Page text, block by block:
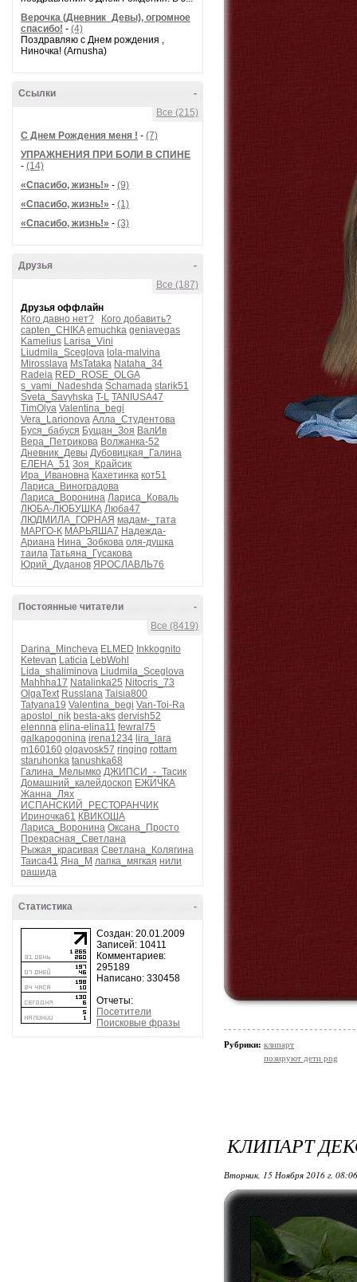
Верочка (Дневник_Девы), огромное
спасибо! - (4)
Поздравляю с Днем рождения ,
Ниночка! (Arnusha)
-
Ссылки
Все (215)
С Днем Рождения меня ! - (7)
УПРАЖНЕНИЯ ПРИ БОЛИ В СПИНЕ
- (14)
«Спасибо, жизнь!» - (9)
«Спасибо, жизнь!» - (1)
«Спасибо, жизнь!» - (3)
-
Друзья
Все (187)
Друзья оффлайн
Кого давно нет?
Кого добавить?
capten_CHIKA emuchka geniavegas
Kamelius Larisa_Vini
Liudmila_Sceglova lola-malvina
Mirosslava MsTataka Nataha_34
Radeia RED_ROSE_OLGA
s_vami_Nadeshda Schamada starik51
Sveta_Savyhska T-L TANIUSA47
TimOlya Valentina_begi
Vera_Larionova Алла_Студентова
Буся_бабуся Бущан_Зоя ВалИв
Вера_Петрикова Волжанка-52
Дневник_Девы Дубовицкая_Галина
ЕЛЕНА_51 Зоя_Крайсик
Ира_Ивановна Кахетинка кот51
Лариса_Виноградова
Лариса_Воронина Лариса_Коваль
ЛЮБА-ЛЮБУШКА Люба47
ЛЮДМИЛА_ГОРНАЯ мадам-_тата
МАРГО-К МАРЬЯША7 Надежда-
Ариана Нина_Зобкова оля-душка
таила Татьяна_Гусакова
Юрий_Дуданов ЯРОСЛАВЛЬ76
-
Постоянные читатели
Все (8419)
Darina_Mincheva ELMED Inkkognito
Ketevan Laticia LebWohl
Lida_shaliminova Liudmila_Sceglova
Mahhha17 Natalinka25 Nitocris_73
OlgaText Russlana Taisia800
Tatyana19 Valentina_begi Van-Toi-Ra
apostol_nik besta-aks dervish52
elennna elina-elina11 fewral75
galkapogonina irena1234 lira_lara
m160160 olgavosk57 ringing rottam
staruhonka tanushka68
Галина_Мелымко ДЖИПСИ_-_Тасик
Домашний_калейдоскоп ЕЖИЧКА
Жанна_Лях
ИСПАНСКИЙ_РЕСТОРАНЧИК
Ириночка61 КВИКОША
Лариса_Воронина Оксана_Просто
Прекрасная_Светлана
Рыжая_красивая Светлана_Колягина
Таиса41 Яна_М лапка_мягкая нили
рашида
-
Статистика
Создан: 20.01.2009
Записей: 10411
Комментариев:
295189
Написано: 330458
Отчеты:
Посетители
Поисковые фразы
Рубрики: клипарт
позируют дети png
КЛИПАРТ
Вторник, 15 Ноября 2016 г.